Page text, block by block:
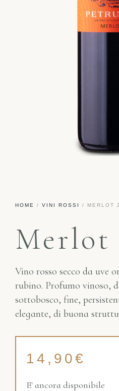
HOME / VINI ROSSI / MERLOT
Merlot
Vino rosso secco da uve
rubino. Profumo vinoso,
sottobosco, fine,
elegante, di buona
14,90€
E' ancora disponibile